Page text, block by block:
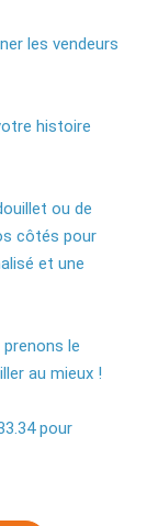
les vendeurs
histoire
ou de
côtés pour
et une
le
au mieux !
pour